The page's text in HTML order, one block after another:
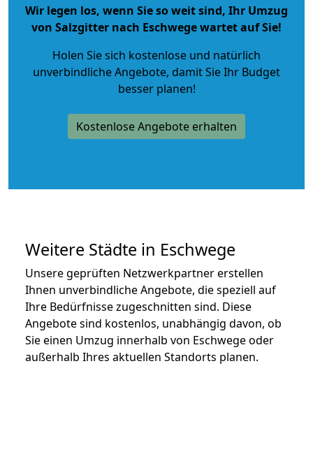
Wir legen los, wenn Sie so weit sind, Ihr Umzug
von Salzgitter nach Eschwege wartet auf Sie!
Holen Sie sich kostenlose und natürlich
unverbindliche Angebote, damit Sie Ihr Budget
besser planen!
Kostenlose Angebote erhalten
Weitere Städte in Eschwege
Unsere geprüften Netzwerkpartner erstellen
Ihnen unverbindliche Angebote, die speziell auf
Ihre Bedürfnisse zugeschnitten sind. Diese
Angebote sind kostenlos, unabhängig davon, ob
Sie einen Umzug innerhalb von Eschwege oder
außerhalb Ihres aktuellen Standorts planen.